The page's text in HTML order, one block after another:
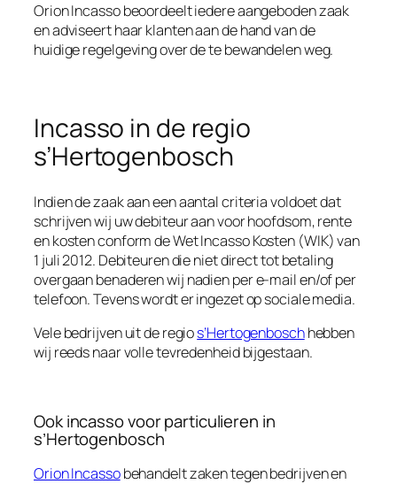
Orion Incasso beoordeelt iedere aangeboden zaak
en adviseert haar klanten aan de hand van de
huidige regelgeving over de te bewandelen weg.
Incasso in de regio
s’Hertogenbosch
Indien de zaak aan een aantal criteria voldoet dat
schrijven wij uw debiteur aan voor hoofdsom, rente
en kosten conform de Wet Incasso Kosten (WIK) van
1 juli 2012. Debiteuren die niet direct tot betaling
overgaan benaderen wij nadien per e-mail en/of per
telefoon. Tevens wordt er ingezet op sociale media.
Vele bedrijven uit de regios’Hertogenboschhebben
wij reeds naar volle tevredenheid bijgestaan.
Ook incasso voor particulieren in
s’Hertogenbosch
Orion Incassobehandelt zaken tegen bedrijven en